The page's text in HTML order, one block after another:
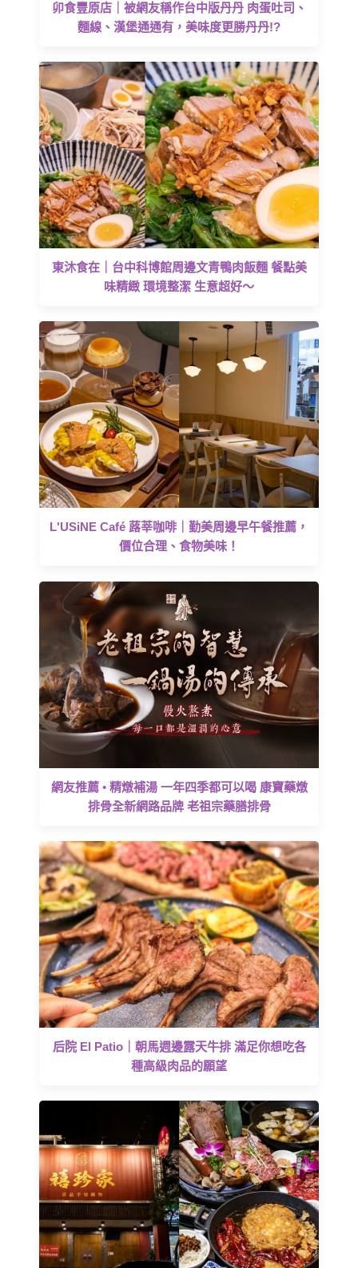
卯食豐原店｜被網友稱作台中版丹丹 肉蛋吐司、
麵線、漢堡通通有，美味度更勝丹丹!?
東沐食在｜台中科博館周邊文青鴨肉飯麵 餐點美
味精緻 環境整潔 生意超好～
L'USiNE Café 蕗莘咖啡｜勤美周邊早午餐推薦，
價位合理、食物美味！
網友推薦 • 精燉補湯 一年四季都可以喝 康寶藥燉
排骨全新網路品牌 老祖宗藥膳排骨
后院 El Patio｜朝馬週邊露天牛排 滿足你想吃各
種高級肉品的願望